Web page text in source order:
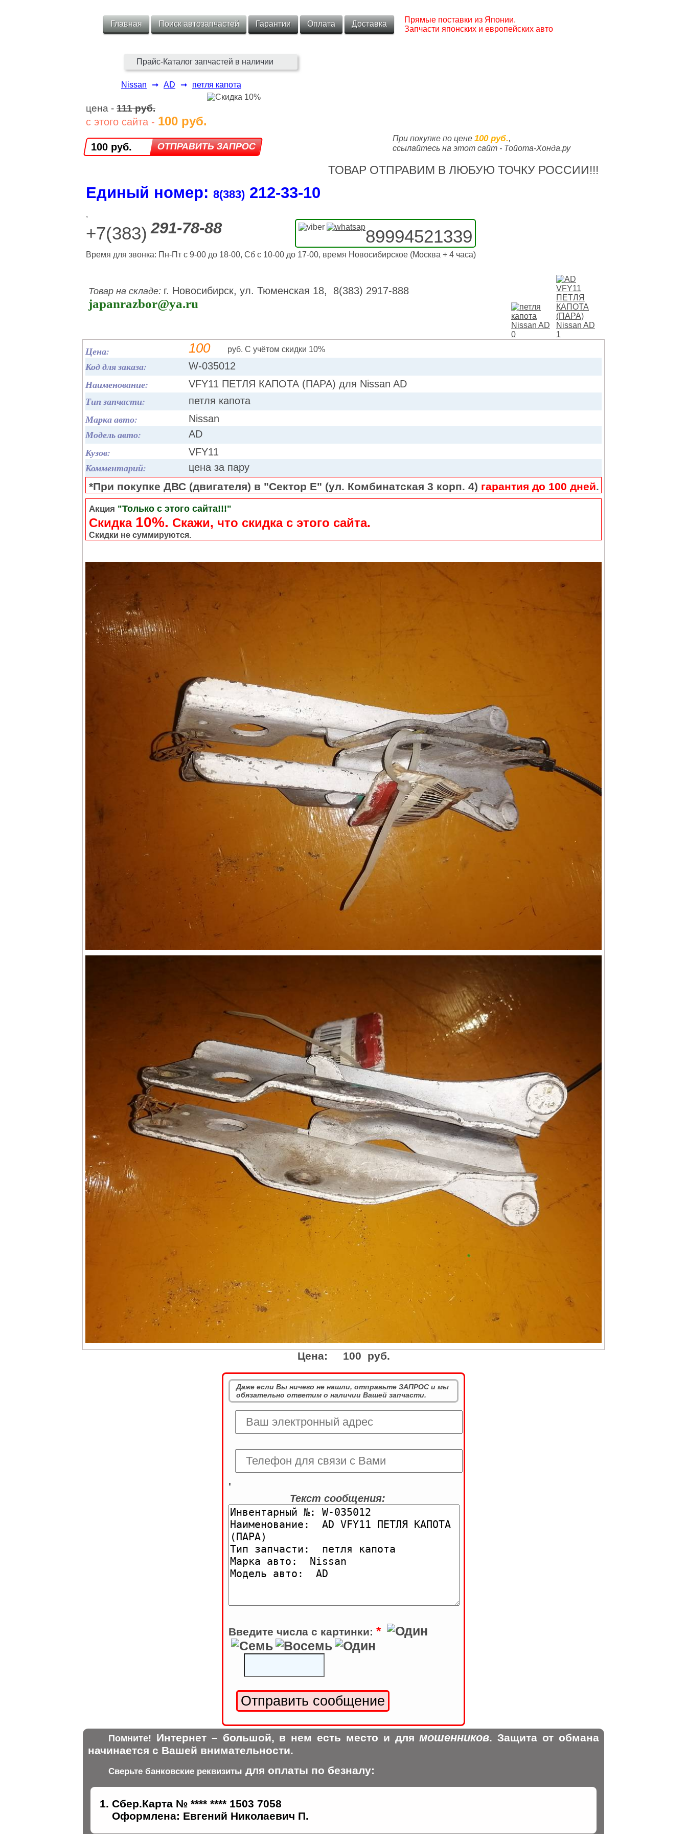
Главная Поиск автозапчастей Гарантии Оплата Доставка
Прямые поставки из Японии.
Запчасти японских и европейских авто
Прайс-Каталог запчастей в наличии
Nissan ➞ AD ➞ петля капота
цена - 111 руб.
с этого сайта - 100 руб.
100 руб.
При покупке по цене 100 руб.,
ссылайтесь на этот сайт - Тойота-Хонда.ру
ТОВАР ОТПРАВИМ В ЛЮБУЮ ТОЧКУ РОССИИ!!!
Единый номер: 8(383) 212‑33‑10
,
+7(383) 291-78-88 89994521339
Время для звонка: Пн-Пт с 9-00 до 18-00, Сб с 10-00 до 17-00, время Новосибирское (Москва + 4 часа)
Товар на складе: г. Новосибирск, ул. Тюменская 18, 8(383) 2917-888
japanrazbor@ya.ru
Цена: 100 руб. С учётом скидки 10%
Код для заказа: W-035012
Наименование: VFY11 ПЕТЛЯ КАПОТА (ПАРА) для Nissan AD
Тип запчасти: петля капота
Марка авто: Nissan
Модель авто: AD
Кузов: VFY11
Комментарий: цена за пару
*При покупке ДВС (двигателя) в "Сектор Е" (ул. Комбинатская 3 корп. 4) гарантия до 100 дней.
Акция "Только с этого сайта!!!"
Скидка 10%. Cкажи, что скидка с этого сайта.
Скидки не суммируются.
Цена: 100 руб.
Даже если Вы ничего не нашли, отправьте ЗАПРОС и мы
обязательно ответим о наличии Вашей запчасти.
'
Текст сообщения:
Введите числа с картинки: *
Помните! Интернет – большой, в нем есть место и длямошенников. Защита от обмана
начинается с Вашей внимательности.
Сверьте банковские реквизиты для оплаты по безналу:
Сбер.Карта № **** **** 1503 7058
Оформлена: Евгений Николаевич П.